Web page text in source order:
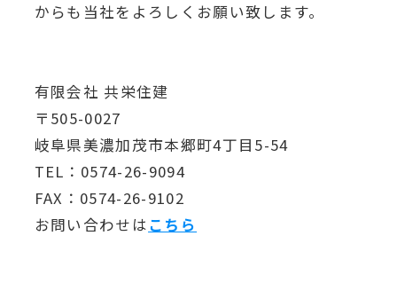
からも当社をよろしくお願い致します。
有限会社 共栄住建
〒505-0027
岐阜県美濃加茂市本郷町4丁目5-54
TEL：0574-26-9094
FAX：0574-26-9102
お問い合わせはこちら